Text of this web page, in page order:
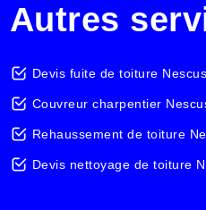
Autres
Devis fuite de toiture Nescus
Couvreur charpentier
Rehaussement de toiture
Devis nettoyage de toiture